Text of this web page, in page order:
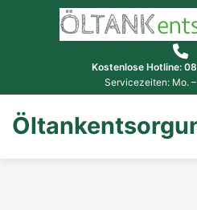
Kostenlose Hotline:
Servicezeiten: Mo. –